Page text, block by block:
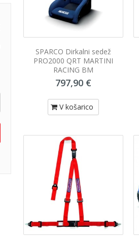
SPARCO Dirkalni sedež
PRO2000 QRT MARTINI
RACING BM
797,90 €
V košarico